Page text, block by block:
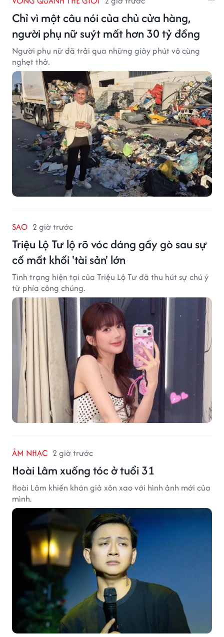
Chỉ vì một câu nói của chủ cửa hàng,
người phụ nữ suýt mất hơn 30 tỷ đồng
Người phụ nữ đã trải qua những giây phút vô cùng
nghẹt thở.
SAO 2 giờ trước
Triệu Lộ Tư lộ rõ vóc dáng gầy gò sau sự
cố mất khối 'tài sản' lớn
Tình trạng hiện tại của Triệu Lộ Tư đã thu hút sự chú ý
từ phía công chúng.
ÂM NHẠC 2 giờ trước
Hoài Lâm xuống tóc ở tuổi 31
Hoài Lâm khiến khán giả xôn xao với hình ảnh mới của
mình.